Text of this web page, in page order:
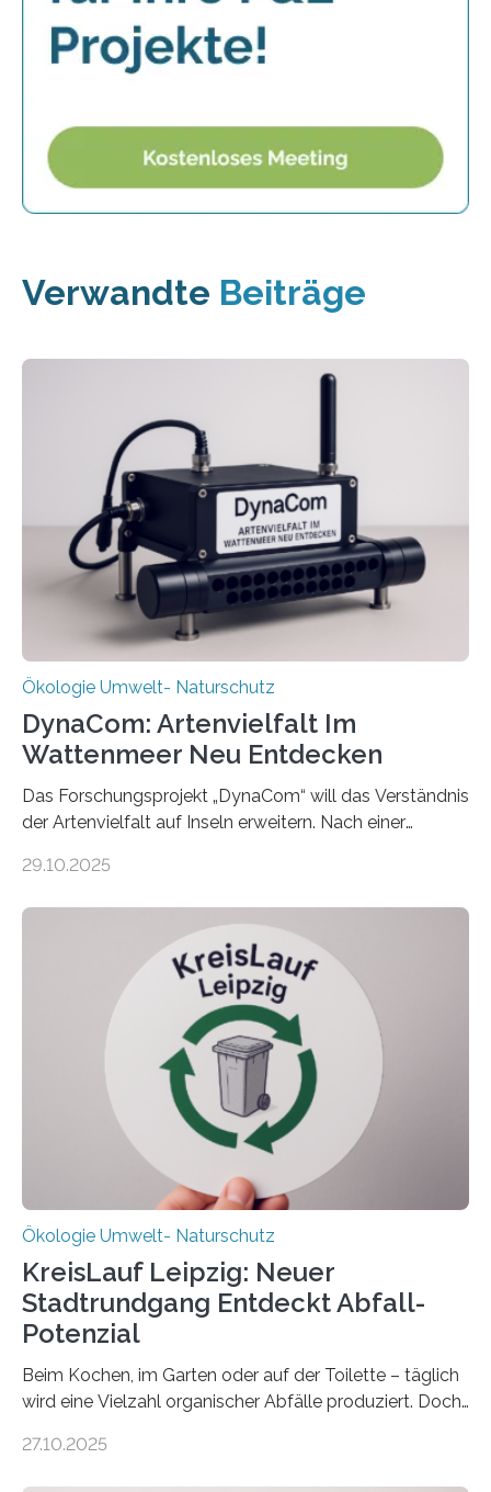
Verwandte Beiträge
Ökologie Umwelt- Naturschutz
DynaCom: Artenvielfalt Im
Wattenmeer Neu Entdecken
Das Forschungsprojekt „DynaCom“ will das Verständnis
der Artenvielfalt auf Inseln erweitern. Nach einer
Beobachtungen im Wattenmeer ist nun eine große
Oldenburg befassen sich insbesondere damit, wie ein
Ökosystem gedeiht – und wie sich dieser Prozess
verlässlich prognostizieren lässt. Grünes Licht für
„DynaCom“: Die Deutsche Forschungsgemeinschaft
(DFG) fördert das Anfang 2019 gestartete
Forschungsprojekt an der Universität Oldenburg für
zwei weitere Jahre mit rund 1,2 Millionen Euro. „Wir
freuen uns sehr über…
29.10.2025
Ökologie Umwelt- Naturschutz
KreisLauf Leipzig: Neuer
Stadtrundgang Entdeckt Abfall-
Potenzial
Beim Kochen, im Garten oder auf der Toilette – täglich
wird eine Vielzahl organischer Abfälle produziert. Doch
Potenzial nur dann entfalten können, wenn sie in
27.10.2025